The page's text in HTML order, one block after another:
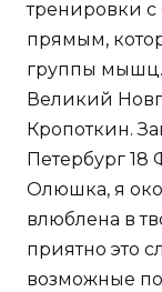
тренировки
прямым,
группы мышц.
Великий
Кропоткин.
Петербург 18
Олюшка, я
влюблена в
приятно это
возможные